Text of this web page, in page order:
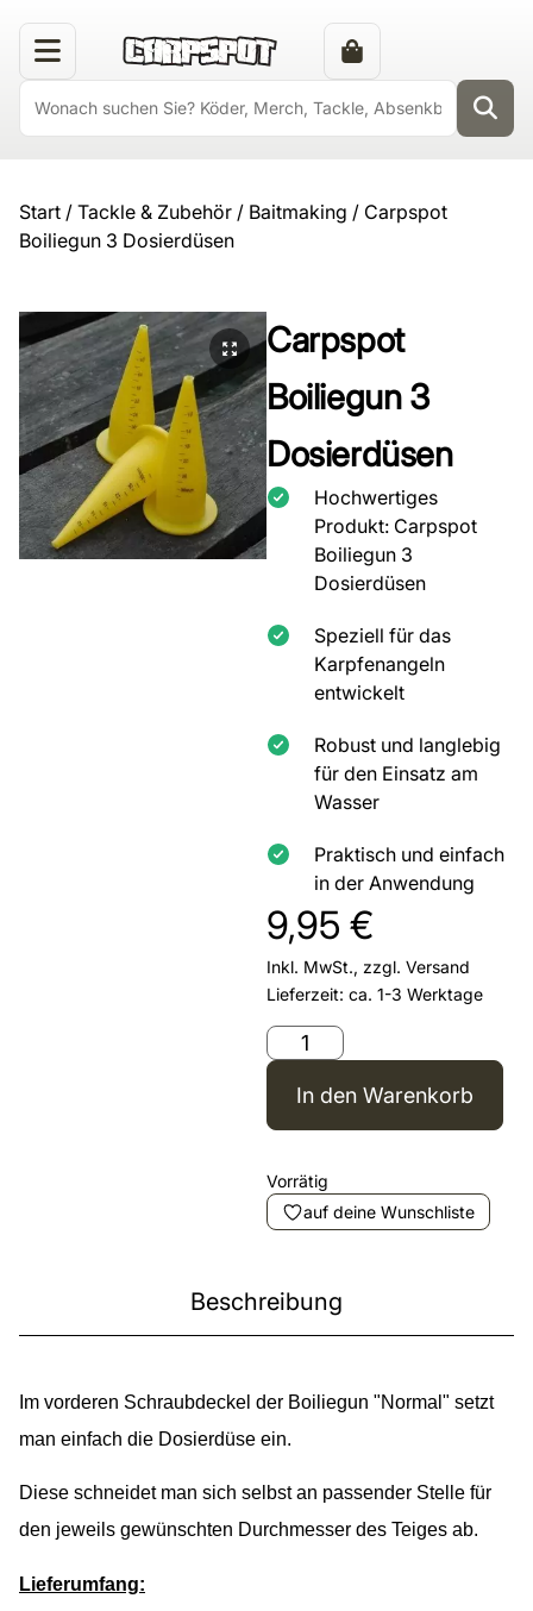
Start / Tackle & Zubehör / Baitmaking / Carpspot
Boiliegun 3 Dosierdüsen
Carpspot
Boiliegun 3
Dosierdüsen
Hochwertiges
Produkt: Carpspot
Boiliegun 3
Dosierdüsen
Speziell für das
Karpfenangeln
entwickelt
Robust und langlebig
für den Einsatz am
Wasser
Praktisch und einfach
in der Anwendung
9,95 €
Inkl. MwSt., zzgl. Versand
Lieferzeit: ca. 1-3 Werktage
In den Warenkorb
Vorrätig
auf deine Wunschliste
Beschreibung
Im vorderen Schraubdeckel der Boiliegun "Normal" setzt
man einfach die Dosierdüse ein.
Diese schneidet man sich selbst an passender Stelle für
den jeweils gewünschten Durchmesser des Teiges ab.
Lieferumfang: